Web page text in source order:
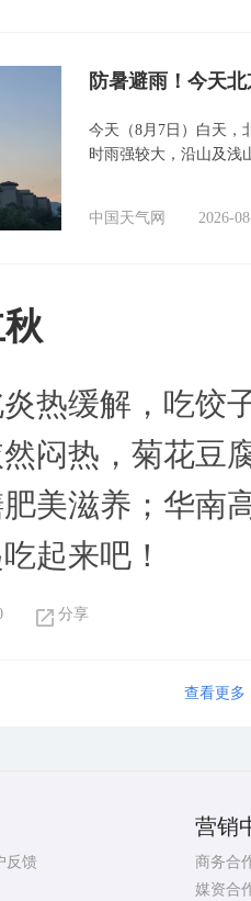
防暑避雨！今天
今天（8月7日）白天，
时雨强较大，沿山及浅
中国天气网 2026-
热缓解，吃饺
闷热，菊花豆
美滋养；华南
起来吧！
分享
查看更多
反馈
营销
商务合
媒资合